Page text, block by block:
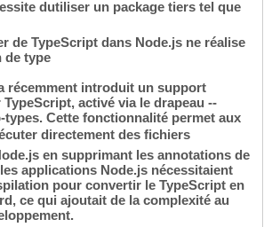
dutiliser un package tiers tel que
de TypeScript dans Node.js ne réalise
de type
récemment introduit un support
activé via le drapeau --
Cette fonctionnalité permet aux
directement des fichiers
en supprimant les annotations de
applications Node.js nécessitaient
pour convertir le TypeScript en
ce qui ajoutait de la complexité au